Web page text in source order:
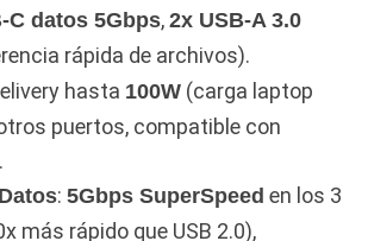
C datos 5Gbps, 2x USB-A 3.0
rápida de archivos).
hasta 100W (carga laptop
puertos, compatible con
: 5Gbps SuperSpeed en los 3
más rápido que USB 2.0),